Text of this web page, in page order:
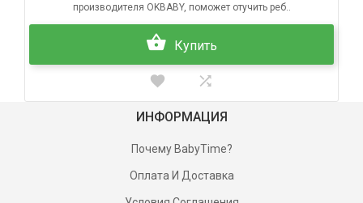
производителя ОKBABY, поможет отучить реб..
Купить
ИНФОРМАЦИЯ
Почему BabyTime?
Оплата И Доставка